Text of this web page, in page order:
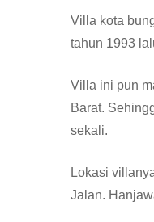
Villa kota
tahun 1993
Villa ini pun
Barat.
sekali.
Lokasi
Jalan.